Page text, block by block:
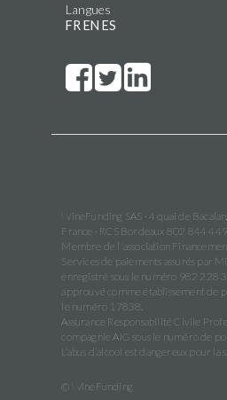
Langues
FR EN ES
WineFunding SAS · 4 quai de
France · RCS Bordeaux 802 844 449
Membre de l'association
Services de paiements assurés par
enregistré sous le numéro 982 228
approuvé comme établissement de
le numéro 17838.
Assurance Responsabilité Civile
compagnie AIG sous le numéro de
L’abus d’alcool est dangereux pour la
© WineFunding